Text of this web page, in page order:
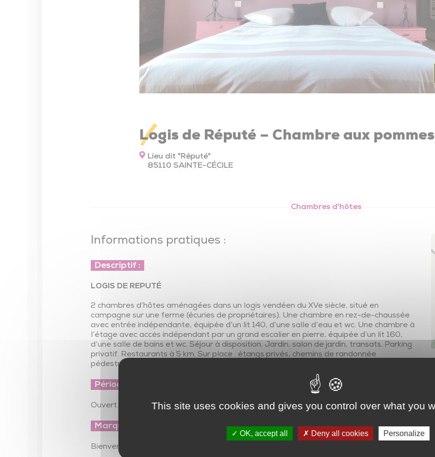
Installation des professionnels de santé
Maison de l’Emploi
Offres d'emploi du territoire
Enfance – Jeunesse – Familles
Parcours éducatifs
Ambitions familles
Logis de Réputé – Chambre aux
Lieu dit "Réputé"
85110 SAINTE-CÉCILE
Chambres d'hôtes
Informations pratiques :
Descriptif :
LOGIS DE REPUTÉ
2 chambres d’hôtes aménagées dans un logis vendéen du XVe siècle, situé en
campagne sur une ferme (écuries de propriétaires). Une chambre en rez-de-chaussée
avec entrée indépendante, équipée d’un lit 140, d’une salle d’eau et wc. Une chambre à
l’étage avec accès indépendant par un grand escalier en pierre, équipée d’un lit 160,
d’une salle de bains et wc. Séjour à disposition. Jardin, salon de jardin, transats. Parking
privatif. Restaurants à 5 km. Sur place : étangs privés, chemins de randonnée
pédestres et équestres, carrière, sellerie, paddocks, boxes pour chevaux.
Période d'ouverture :
Ouvert
Marques et lables :
Bienvenue à la ferme
This site uses cookies and gives you control over what you
OK, accept all Deny all cookies Personalize